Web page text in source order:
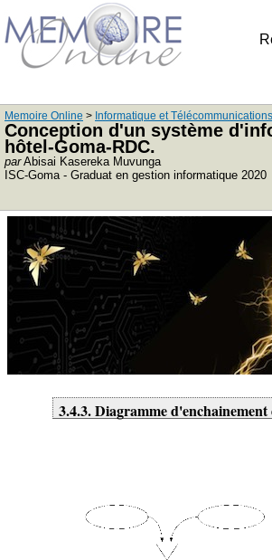
Memoire Online > Informatique et Télécommunications
Conception d'un système
hôtel-Goma-RDC.
parAbisai Kasereka Muvunga
ISC-Goma - Graduat en gestion informatique 2020
3.4.3. Diagramme